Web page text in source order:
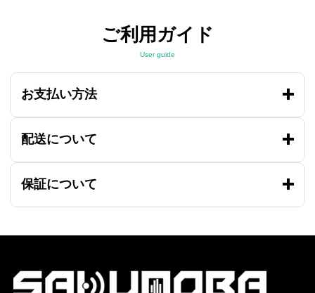
ご利用ガイド
User guide
お支払い方法
配送について
保証について